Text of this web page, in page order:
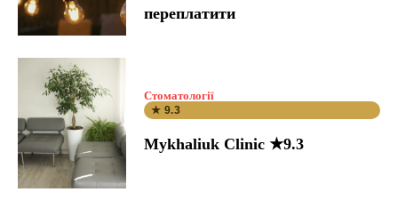
переплатити
Стоматології
★ 9.3
Mykhaliuk Clinic ★9.3